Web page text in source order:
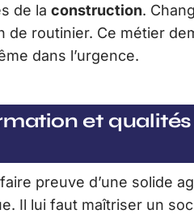
de la construction.
de routinier. Ce métier
dans l’urgence.
et
preuve d’une solide
Il lui faut maîtriser un